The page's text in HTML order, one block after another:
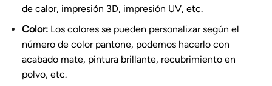
de calor, impresión 3D, impresión UV, etc.
Color:Los colores se pueden personalizar según el
número de color pantone, podemos hacerlo con
acabado mate, pintura brillante, recubrimiento en
polvo, etc.